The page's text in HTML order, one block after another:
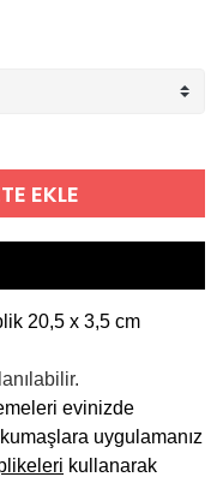
EKLE
20,5 x 3,5 cm
evinizde
uygulamanız
kullanarak